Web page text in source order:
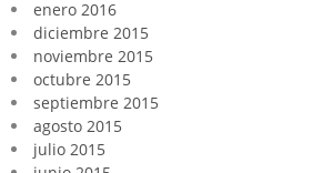
enero 2016
diciembre 2015
noviembre 2015
octubre 2015
septiembre 2015
agosto 2015
julio 2015